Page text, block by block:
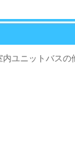
ユニットバスの